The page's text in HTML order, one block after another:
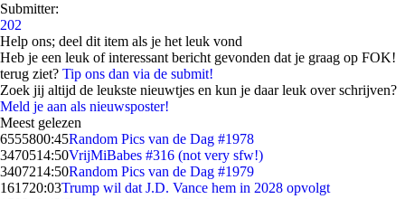
Submitter:
202
Help ons; deel dit item als je het leuk vond
Heb je een leuk of interessant bericht gevonden dat je graag op FOK!
terug ziet? Tip ons dan via de submit!
Zoek jij altijd de leukste nieuwtjes en kun je daar leuk over schrijven?
Meld je aan als nieuwsposter!
Meest gelezen
6555800:45Random Pics van de Dag #1978
3470514:50VrijMiBabes #316 (not very sfw!)
3407214:50Random Pics van de Dag #1979
161720:03Trump wil dat J.D. Vance hem in 2028 opvolgt